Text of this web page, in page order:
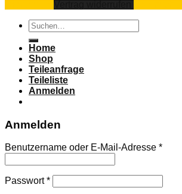
Suchen
nach:
Home
Shop
Teileanfrage
Teileliste
Anmelden
Anmelden
Benutzername oder E-Mail-Adresse *
Passwort*